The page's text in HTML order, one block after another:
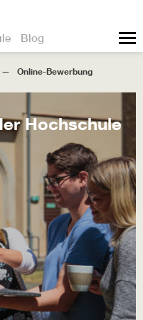
Blog
Online-Bewerbung
Hochschule